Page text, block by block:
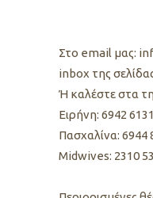
Στο email μας:
inbox της
Ή καλέστε στα
Ειρήνη: 6942
Πασχαλίνα: 6944
Midwives: 2310